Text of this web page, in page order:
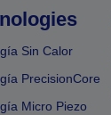
Sin Calor
PrecisionCore
Micro Piezo